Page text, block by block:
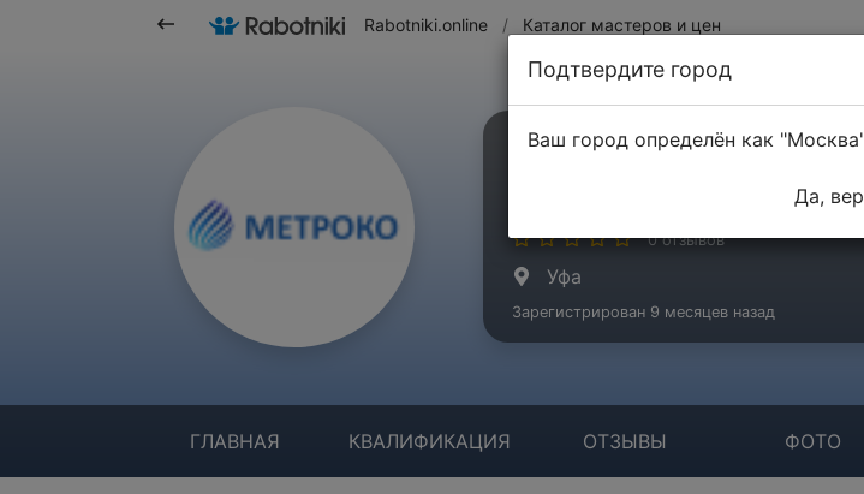
Rabotniki.online / Каталог мастеров и цен
Метроко Девелопмент
0 отзывов
Уфа
Зарегистрирован 9 месяцев назад
ГЛАВНАЯ КВАЛИФИКАЦИЯ ОТЗЫВЫ ФОТО
Подтвердите город
Ваш город определён как
Да,